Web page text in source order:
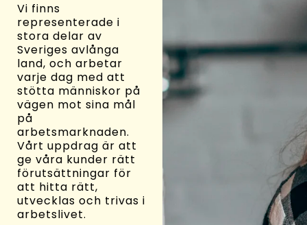
Vi finns
representerade i
stora delar av
Sveriges avlånga
land, och arbetar
varje dag med att
stötta människor på
vägen mot sina mål
på
arbetsmarknaden.
Vårt uppdrag är att
ge våra kunder rätt
förutsättningar för
att hitta rätt,
utvecklas och trivas i
arbetslivet.